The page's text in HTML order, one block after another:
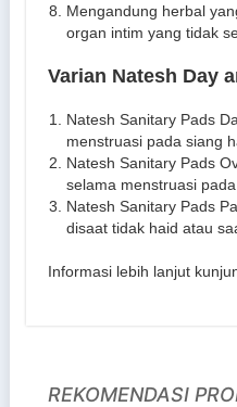
Mengandung herbal
organ intim yang tidak
Varian Natesh Day
Natesh Sanitary Pads
menstruasi pada siang
Natesh Sanitary Pads
selama menstruasi
Natesh Sanitary Pads
disaat tidak haid atau
Informasi lebih lanjut
REKOMENDASI